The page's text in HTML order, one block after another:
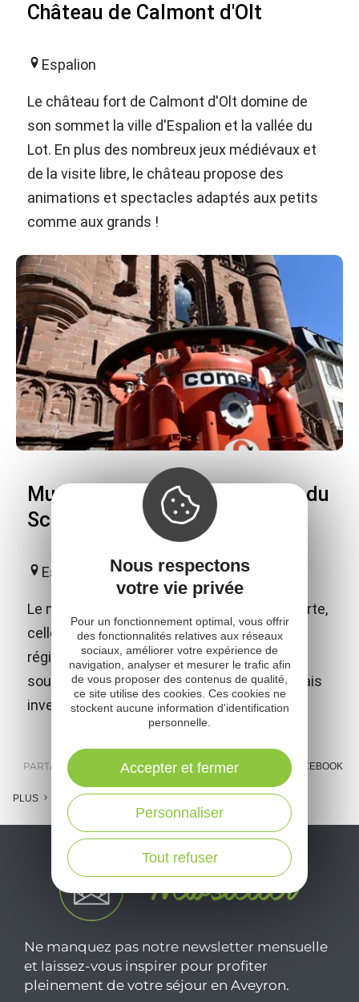
Château de Calmont d'Olt
Espalion
Le château fort de Calmont d'Olt domine de
son sommet la ville d'Espalion et la vallée du
Lot. En plus des nombreux jeux médiévaux et
de la visite libre, le château propose des
animations et spectacles adaptés aux petits
comme aux grands !
Musée Joseph Vaylet - Musée du
Scaphandre
Espalion
Le musée vous invite à une double découverte,
celle des arts et traditions populaires de la
région et celle de l'histoire de l'exploration
sous-marine, en hommage aux 2 espalionnais
inventeurs du scaphandre autonome.
PARTAGER : E-MAIL MESSENGER FACEBOOK
PLUS
Ne manquez pas notre newsletter mensuelle
et laissez-vous inspirer pour profiter
pleinement de votre séjour en Aveyron.
Nous respectons
votre vie privée
Pour un fonctionnement optimal, vous offrir
des fonctionnalités relatives aux réseaux
sociaux, améliorer votre expérience de
navigation, analyser et mesurer le trafic afin
de vous proposer des contenus de qualité,
ce site utilise des cookies. Ces cookies ne
stockent aucune information d'identification
personnelle.
Tout refuser
Personnaliser
Accepter et fermer